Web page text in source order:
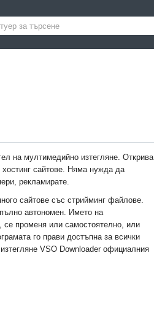
на мултимедийно изтегляне. Открива
хостинг сайтове. Няма нужда да
рекламирате.
сайтове със стрийминг файлове.
автономен. Името на
се променя или самостоятелно, или
го прави достъпна за всички
VSO Downloader официалния